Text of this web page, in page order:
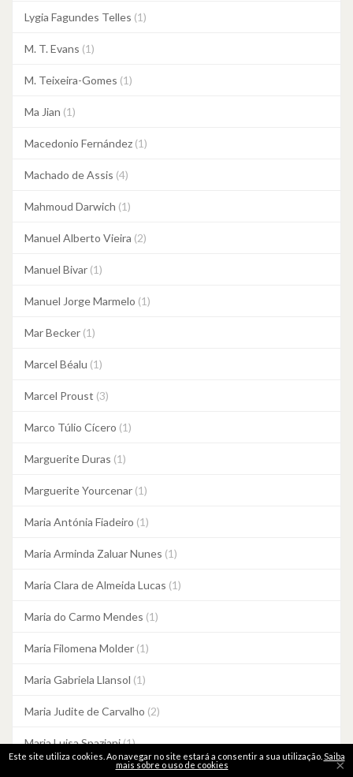
Lygia Fagundes Telles (1)
M. T. Evans (1)
M. Teixeira-Gomes (1)
Ma Jian (1)
Macedonio Fernández (1)
Machado de Assis (4)
Mahmoud Darwich (1)
Manuel Alberto Vieira (2)
Manuel Bivar (1)
Manuel Jorge Marmelo (1)
Mar Becker (1)
Marcel Béalu (1)
Marcel Proust (3)
Marco Túlio Cícero (1)
Marguerite Duras (1)
Marguerite Yourcenar (1)
Maria Antónia Fiadeiro (1)
Maria Arminda Zaluar Nunes (1)
Maria Clara de Almeida Lucas (1)
Maria do Carmo Mendes (1)
Maria Filomena Molder (1)
Maria Gabriela Llansol (1)
Maria Judite de Carvalho (2)
Maria Luisa Spaziani(1)
Este site utiliza cookies. Ao navegar no site estará a consentir a sua utilização. Saiba
mais sobre o uso de cookies
×